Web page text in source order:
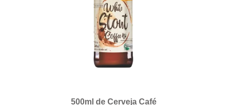
500ml de Cerveja Café